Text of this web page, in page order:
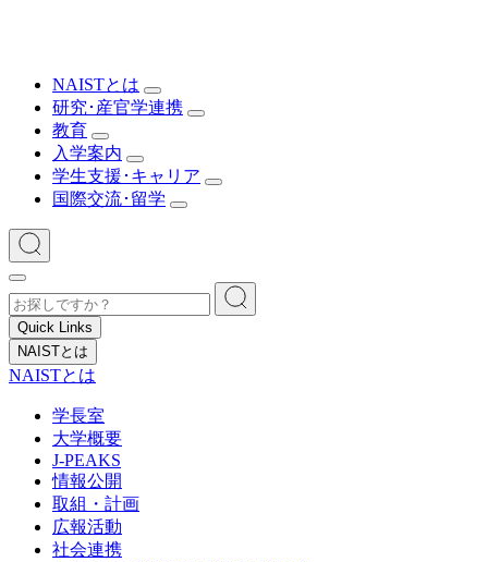
NAISTとは
研究･産官学連携
教育
入学案内
学生支援･キャリア
国際交流･留学
Quick Links
NAISTとは
NAISTとは
学長室
大学概要
J-PEAKS
情報公開
取組・計画
広報活動
社会連携